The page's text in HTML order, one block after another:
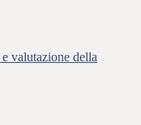
valutazione della